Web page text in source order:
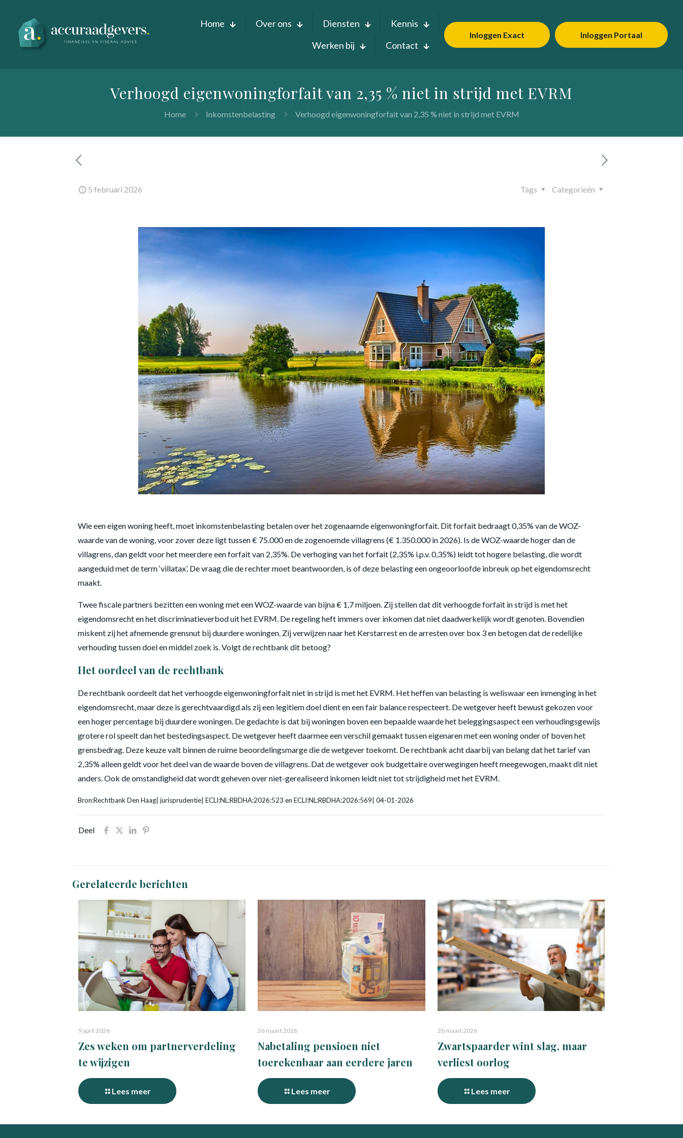
Home Over ons Diensten
Kennis
Werken bij
Contact
Inloggen Exact Inloggen Portaal
Verhoogd eigenwoningforfait van 2,35 % niet in strijd met EVRM
Home Inkomstenbelasting Verhoogd eigenwoningforfait van 2,35 % niet in strijd met EVRM
5 februari 2026 Categorieën
Tags
Wie een eigen woning heeft, moet inkomstenbelasting betalen over het zogenaamde eigenwoningforfait. Dit forfait bedraagt 0,35% van de WOZ-
waarde van de woning, voor zover deze ligt tussen € 75.000 en de zogenoemde villagrens (€ 1.350.000 in 2026). Is de WOZ-waarde hoger dan de
villagrens, dan geldt voor het meerdere een forfait van 2,35%. De verhoging van het forfait (2,35% i.p.v. 0,35%) leidt tot hogere belasting, die wordt
aangeduid met de term ‘villatax’. De vraag die de rechter moet beantwoorden, is of deze belasting een ongeoorloofde inbreuk op het eigendomsrecht
maakt.
Twee fiscale partners bezitten een woning met een WOZ-waarde van bijna € 1,7 miljoen. Zij stellen dat dit verhoogde forfait in strijd is met het
eigendomsrecht en het discriminatieverbod uit het EVRM. De regeling heft immers over inkomen dat niet daadwerkelijk wordt genoten. Bovendien
miskent zij het afnemende grensnut bij duurdere woningen. Zij verwijzen naar het Kerstarrest en de arresten over box 3 en betogen dat de redelijke
verhouding tussen doel en middel zoek is. Volgt de rechtbank dit betoog?
Het oordeel van de rechtbank
De rechtbank oordeelt dat het verhoogde eigenwoningforfait niet in strijd is met het EVRM. Het heffen van belasting is weliswaar een inmenging in het
eigendomsrecht, maar deze is gerechtvaardigd als zij een legitiem doel dient en een fair balance respecteert. De wetgever heeft bewust gekozen voor
een hoger percentage bij duurdere woningen. De gedachte is dat bij woningen boven een bepaalde waarde het beleggingsaspect een verhoudingsgewijs
grotere rol speelt dan het bestedingsaspect. De wetgever heeft daarmee een verschil gemaakt tussen eigenaren met een woning onder of boven het
grensbedrag. Deze keuze valt binnen de ruime beoordelingsmarge die de wetgever toekomt. De rechtbank acht daarbij van belang dat het tarief van
2,35% alleen geldt voor het deel van de waarde boven de villagrens. Dat de wetgever ook budgettaire overwegingen heeft meegewogen, maakt dit niet
anders. Ook de omstandigheid dat wordt geheven over niet-gerealiseerd inkomen leidt niet tot strijdigheid met het EVRM.
Bron:Rechtbank Den Haag| jurisprudentie| ECLI:NL:RBDHA:2026:523 en ECLI:NL:RBDHA:2026:569| 04-01-2026
Deel
Gerelateerde berichten
9 april 2026
Zes weken om partnerverdeling
te wijzigen
Lees meer
26 maart 2026
Nabetaling pensioen niet
toerekenbaar aan eerdere jaren
Lees meer
26 maart 2026
Zwartspaarder wint slag, maar
verliest oorlog
Lees meer